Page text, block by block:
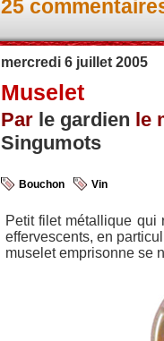
25
mercredi 6 juillet 2005
Muselet
Par le gardien le
Singumots
Bouchon Vin
Petit filet métallique qui
effervescents, en
muselet emprisonne se